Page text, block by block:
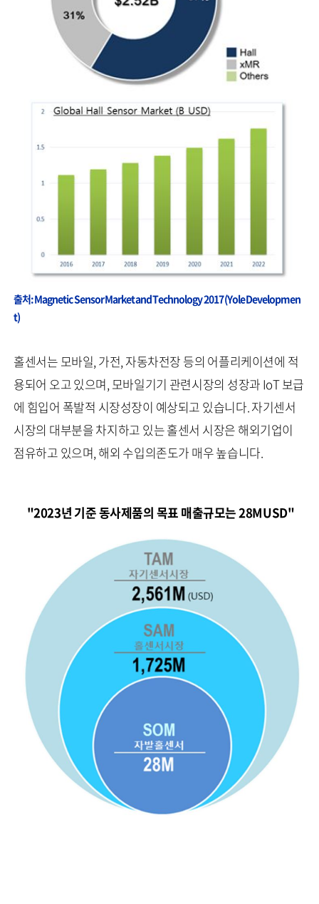
출처: Magnetic Sensor Market and Technology 2017 (Yole Developmen
t)
홀센서는 모바일, 가전, 자동차전장 등의 어플리케이션에 적
용되어 오고 있으며, 모바일기기 관련시장의 성장과 IoT 보급
에 힘입어 폭발적 시장성장이 예상되고 있습니다. 자기센서
시장의 대부분을 차지하고 있는 홀센서 시장은 해외기업이
점유하고 있으며, 해외 수입의존도가 매우 높습니다.
"2023년 기준 동사제품의 목표 매출규모는 28MUSD"